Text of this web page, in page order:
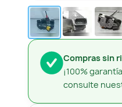
Compras sin
¡100%
consulte